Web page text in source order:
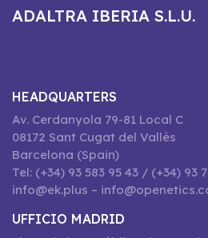
ADALTRA IBERIA S.L.U.
HEADQUARTERS
Av. Cerdanyola 79-81 Local C
08172 Sant Cugat del Vallès
Barcelona (Spain)
Tel: (+34) 93 583 95 43 / (+34) 93
info@ek.plus –
UFFICIO MADRID